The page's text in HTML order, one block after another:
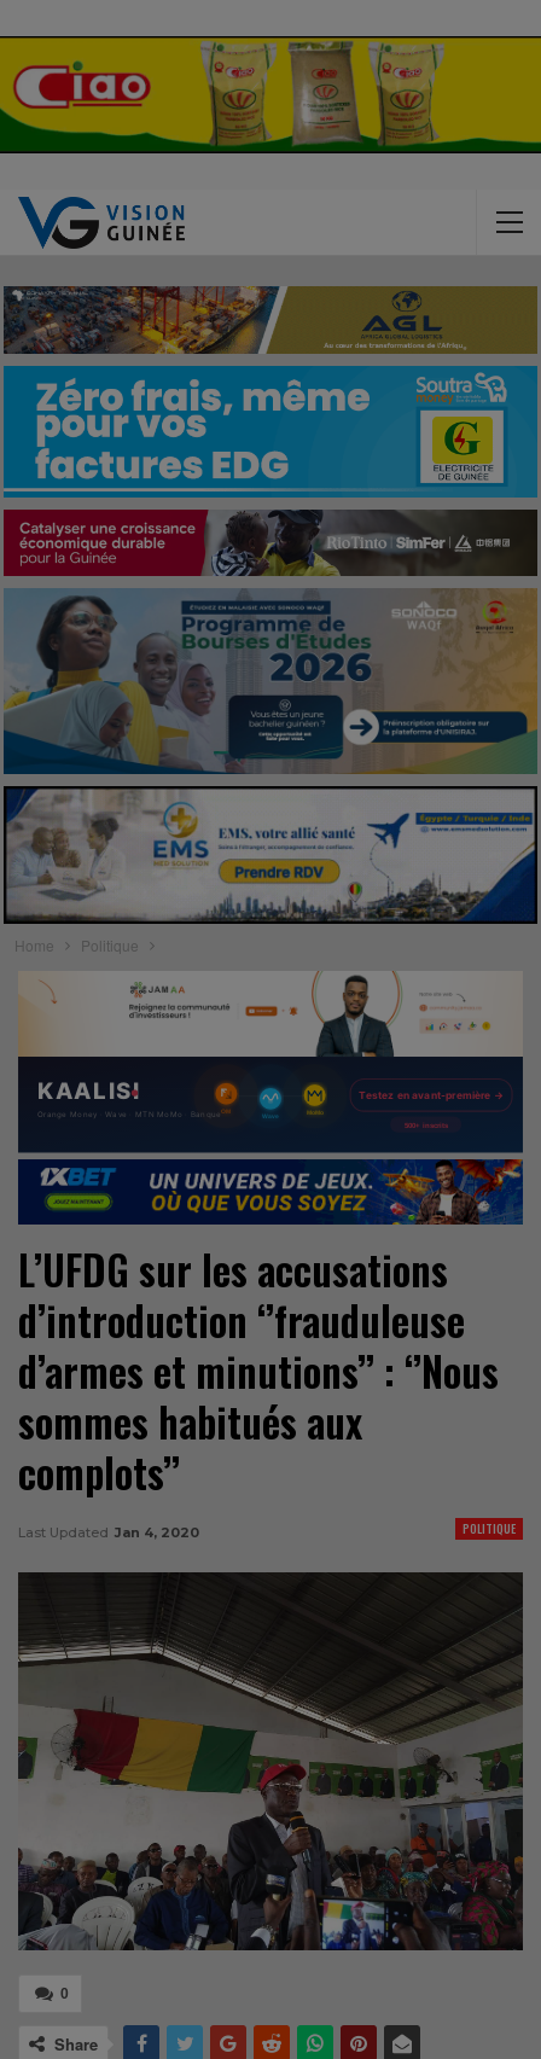
Home Politique
L’UFDG sur les accusations
d’introduction ‘’frauduleuse
d’armes et minutions’’ : ‘’Nous
sommes habitués aux
complots’’
POLITIQUE
Last Updated Jan 4, 2020
0
Share